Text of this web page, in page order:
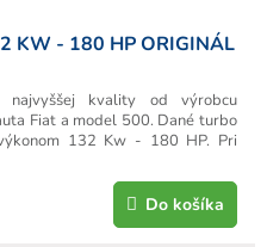
KW - 180 HP ORIGINÁL
Do košíka
najvyššej kvality od výrobcu
Fiat a model 500. Dané turbo
132 Kw - 180 HP. Pri